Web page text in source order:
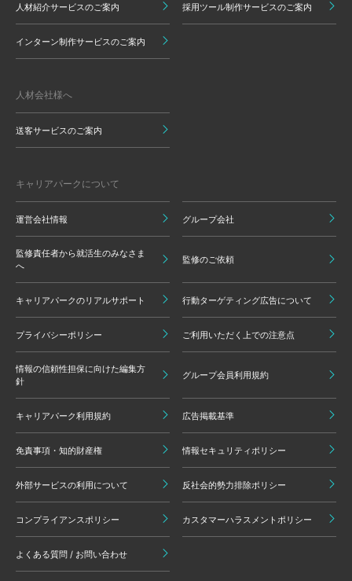
人材紹介サービスのご案内 採用ツール制作サービスのご案内
インターン制作サービスのご案内
人材会社様へ
送客サービスのご案内
キャリアパークについて
運営会社情報 グループ会社
監修責任者から就活生のみなさま
へ
監修のご依頼
キャリアパークのリアルサポート 行動ターゲティング広告について
プライバシーポリシー ご利用いただく上での注意点
情報の信頼性担保に向けた編集方
針
グループ会員利用規約
キャリアパーク利用規約 広告掲載基準
免責事項・知的財産権 情報セキュリティポリシー
外部サービスの利用について 反社会的勢力排除ポリシー
コンプライアンスポリシー カスタマーハラスメントポリシー
よくある質問 / お問い合わせ